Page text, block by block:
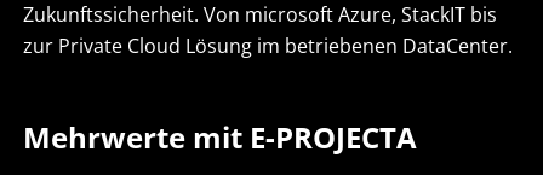
Zukunftssicherheit. Von microsoft Azure, StackIT bis
zur Private Cloud Lösung im betriebenen DataCenter.
Mehrwerte mit E-PROJECTA